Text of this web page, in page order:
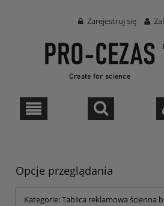
Zarejestruj się
Opcje przeglądania
Kategorie: Tablica reklamowa ścienna